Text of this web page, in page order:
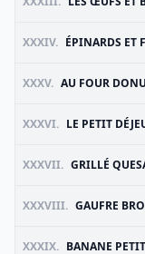
XXXIV. ÉPINARDS ET
XXXV. AU FOUR
XXXVI. LE PETIT
XXXVII. GRILLÉ
XXXVIII. GAUFRE
XXXIX. BANANE